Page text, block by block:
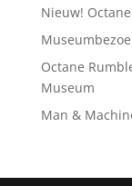
Nieuw!
Octane
Museum
Man &